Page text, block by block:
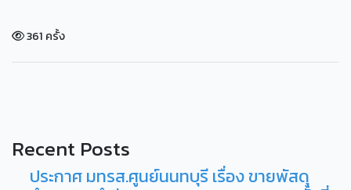
361 ครั้ง
Recent Posts
ประกาศ มทรส.ศูนย์นนทบุรี เรื่อง ขายพัสดุ